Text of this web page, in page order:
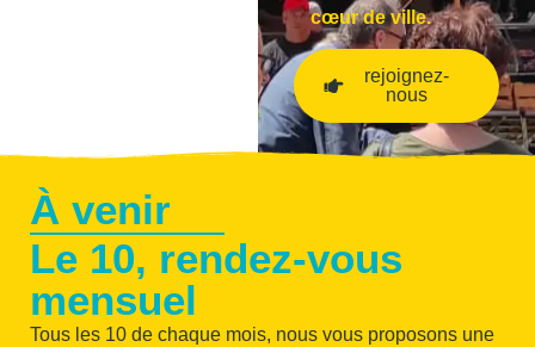
cœur de ville.
rejoignez-
nous
À venir
Le 10, rendez-vous
mensuel
Tous les 10 de chaque mois, nous vous proposons une